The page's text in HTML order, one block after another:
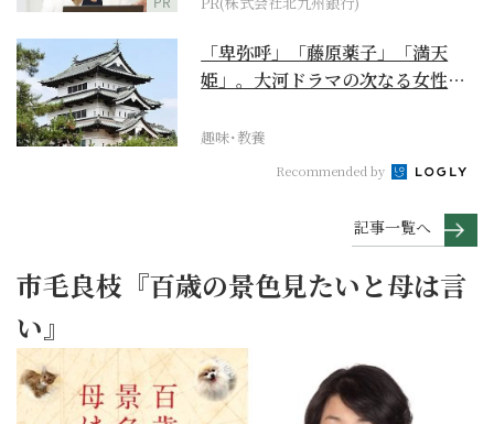
「卑弥呼」「藤原薬子」「満天
姫」。大河ドラマの次なる女性主
趣味･教養
Recommended by
記事一覧へ
市毛良枝『百歳の景色見たいと母は言
い』